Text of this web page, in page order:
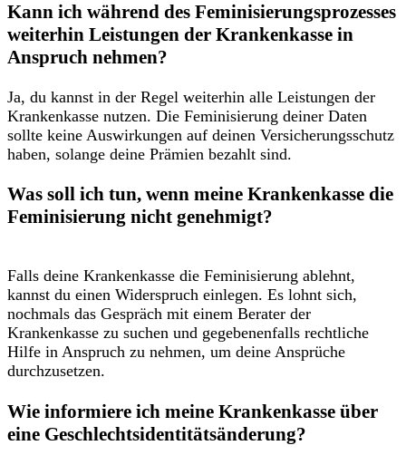
Kann ​ich während des Feminisierungsprozesses
weiterhin ⁣Leistungen der Krankenkasse in
Anspruch nehmen?
Ja, du kannst in⁤ der Regel weiterhin alle Leistungen der
Krankenkasse nutzen. Die ⁤Feminisierung deiner Daten
sollte⁢ keine ​Auswirkungen​ auf deinen Versicherungsschutz
haben, solange deine Prämien bezahlt sind.
Was soll ich ‌tun, wenn meine Krankenkasse die‍
Feminisierung nicht genehmigt?
Falls deine Krankenkasse ​die Feminisierung ablehnt,
kannst du einen Widerspruch ‍einlegen. ⁣Es lohnt sich,⁣
nochmals‍ das Gespräch ⁣mit einem⁢ Berater der
Krankenkasse zu suchen und gegebenenfalls rechtliche
Hilfe in Anspruch zu nehmen, um ⁢deine Ansprüche⁢
durchzusetzen.
Wie ​informiere‌ ich meine⁣ Krankenkasse über
eine‍ Geschlechtsidentitätsänderung?